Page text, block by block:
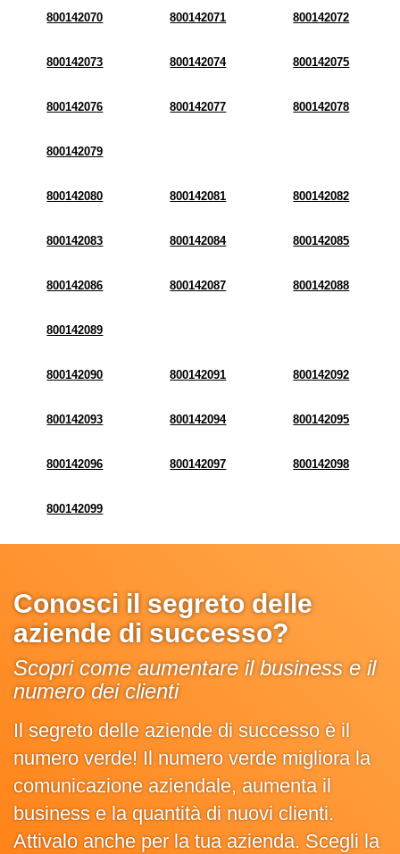
800142070 800142071 800142072
800142073 800142074 800142075
800142076 800142077 800142078
800142079
800142080 800142081 800142082
800142083 800142084 800142085
800142086 800142087 800142088
800142089
800142090 800142091 800142092
800142093 800142094 800142095
800142096 800142097 800142098
800142099
Conosci il segreto delle
aziende di successo?
Scopri come aumentare il business e il
numero dei clienti
Il segreto delle aziende di successo è il
numero verde! Il numero verde migliora la
comunicazione aziendale, aumenta il
business e la quantità di nuovi clienti.
Attivalo anche per la tua azienda. Scegli la